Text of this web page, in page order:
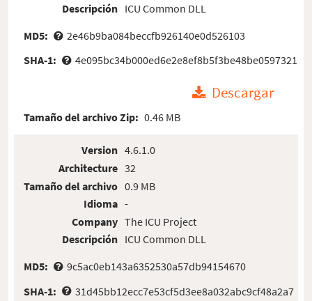
Descripción ICU Common DLL
MD5:
2e46b9ba084beccfb926140e0d526103
SHA-1:
4e095bc34b000ed6e2e8ef8b5f3be48be0597321
Descargar
Tamaño del archivo Zip: 0.46 MB
Version
Architecture
Tamaño del archivo
Idioma
Company
Descripción
4.6.1.0
32
0.9 MB
-
The ICU Project
ICU Common DLL
MD5:
9c5ac0eb143a6352530a57db94154670
SHA-1:
31d45bb12ecc7e53cf5d3ee8a032abc9cf48a2a7